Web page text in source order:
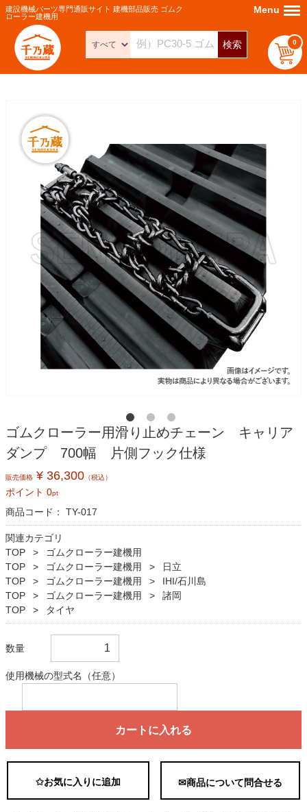
建設機械パーツ専門通販サイト 建機部品販売 ゴムク
ローラー建機用
検索 0
Menu Menu
ゴムクローラー用滑り止めチェーン キャリア
ダンプ 700幅 片側フック仕様
販売価格 ¥ 36,300 （税込）
ポイント 0pt
商品コード： TY-017
関連カテゴリ
TOP
ゴムクローラー建機用
TOP
ゴムクローラー建機用
日立
TOP
ゴムクローラー建機用
IHI/石川島
TOP
ゴムクローラー建機用
諸岡
TOP
タイヤ
数量
使用機械の型式名（任意）
カートに入れる
✩お気に入りに追加 ✉商品について問合せる